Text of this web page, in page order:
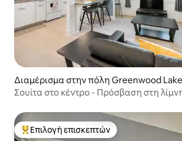
Διαμέρισμα στην πόλη Greenwood Lake
Σουίτα στο κέντρο - Πρόσβαση στη
Κορυφαία επιλογή επισκεπτών
Επιλογή επισκεπτών